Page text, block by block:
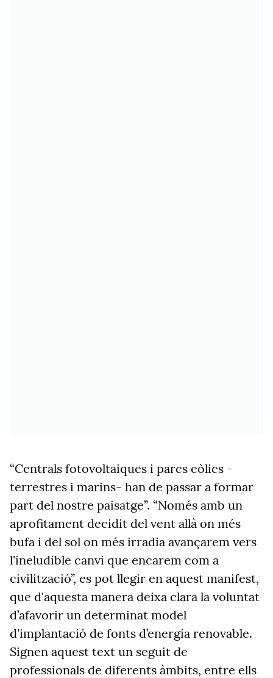
“Centrals fotovoltaiques i parcs eòlics -
terrestres i marins- han de passar a formar
part del nostre paisatge”. “Només amb un
aprofitament decidit del vent allà on més
bufa i del sol on més irradia avançarem vers
l'ineludible canvi que encarem com a
civilització”, es pot llegir en aquest manifest,
que d'aquesta manera deixa clara la voluntat
d’afavorir un determinat model
d'implantació de fonts d’energia renovable.
Signen aquest text un seguit de
professionals de diferents àmbits, entre ells